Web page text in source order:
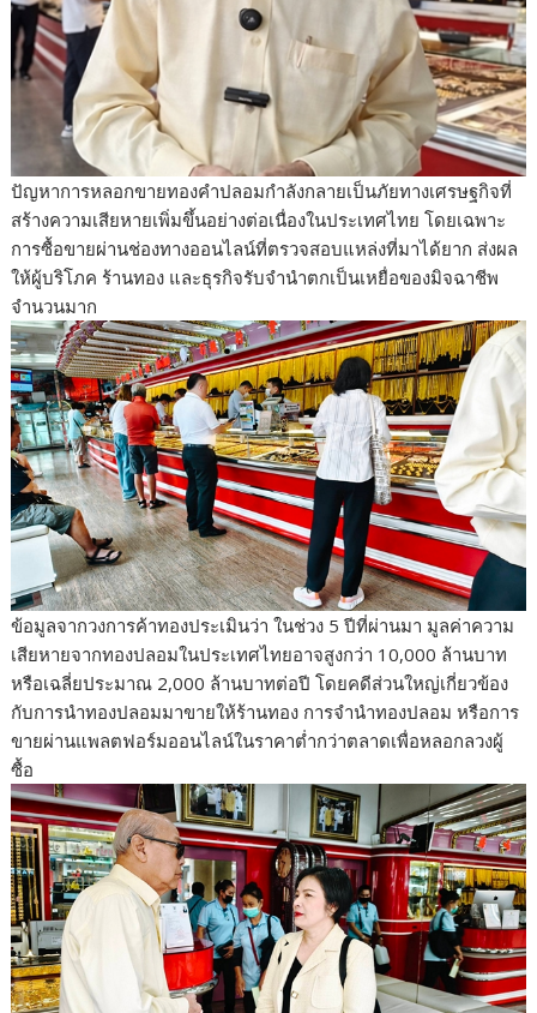
ปัญหาการหลอกขายทองคำปลอมกำลังกลายเป็นภัยทางเศรษฐกิจที่
สร้างความเสียหายเพิ่มขึ้นอย่างต่อเนื่องในประเทศไทย โดยเฉพาะ
การซื้อขายผ่านช่องทางออนไลน์ที่ตรวจสอบแหล่งที่มาได้ยาก ส่งผล
ให้ผู้บริโภค ร้านทอง และธุรกิจรับจำนำตกเป็นเหยื่อของมิจฉาชีพ
จำนวนมาก
ข้อมูลจากวงการค้าทองประเมินว่า ในช่วง 5 ปีที่ผ่านมา มูลค่าความ
เสียหายจากทองปลอมในประเทศไทยอาจสูงกว่า 10,000 ล้านบาท
หรือเฉลี่ยประมาณ 2,000 ล้านบาทต่อปี โดยคดีส่วนใหญ่เกี่ยวข้อง
กับการนำทองปลอมมาขายให้ร้านทอง การจำนำทองปลอม หรือการ
ขายผ่านแพลตฟอร์มออนไลน์ในราคาต่ำกว่าตลาดเพื่อหลอกลวงผู้
ซื้อ